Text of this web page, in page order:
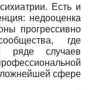
Есть и
недооценка
прогрессивно
где
ряде случаев
сфере